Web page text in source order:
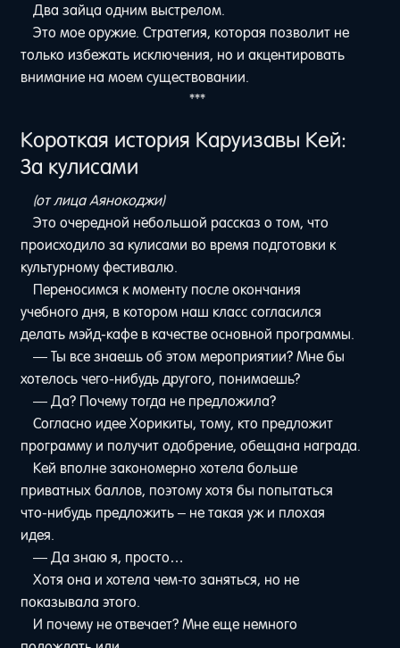
Два зайца одним выстрелом.
Это мое оружие. Стратегия, которая позволит не
только избежать исключения, но и акцентировать
внимание на моем существовании.
***
Короткая история Каруизавы Кей:
За кулисами
(от лица Аянокоджи)
Это очередной небольшой рассказ о том, что
происходило за кулисами во время подготовки к
культурному фестивалю.
Переносимся к моменту после окончания
учебного дня, в котором наш класс согласился
делать мэйд-кафе в качестве основной программы.
— Ты все знаешь об этом мероприятии? Мне бы
хотелось чего-нибудь другого, понимаешь?
— Да? Почему тогда не предложила?
Согласно идее Хорикиты, тому, кто предложит
программу и получит одобрение, обещана награда.
Кей вполне закономерно хотела больше
приватных баллов, поэтому хотя бы попытаться
что-нибудь предложить – не такая уж и плохая
идея.
— Да знаю я, просто…
Хотя она и хотела чем-то заняться, но не
показывала этого.
И почему не отвечает? Мне еще немного